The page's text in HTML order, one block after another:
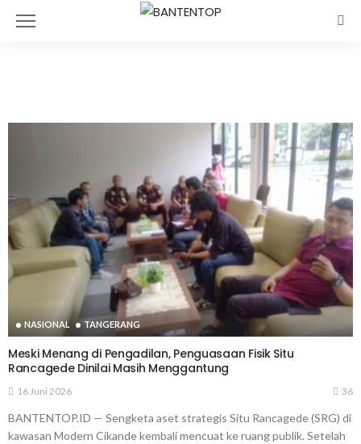
NASIONAL TANGERANG
Meski Menang di Pengadilan, Penguasaan Fisik Situ
Rancagede Dinilai Masih Menggantung
16 Juni 2026 36
BANTENTOP.ID — Sengketa aset strategis Situ Rancagede (SRG) di
kawasan Modern Cikande kembali mencuat ke ruang publik. Setelah